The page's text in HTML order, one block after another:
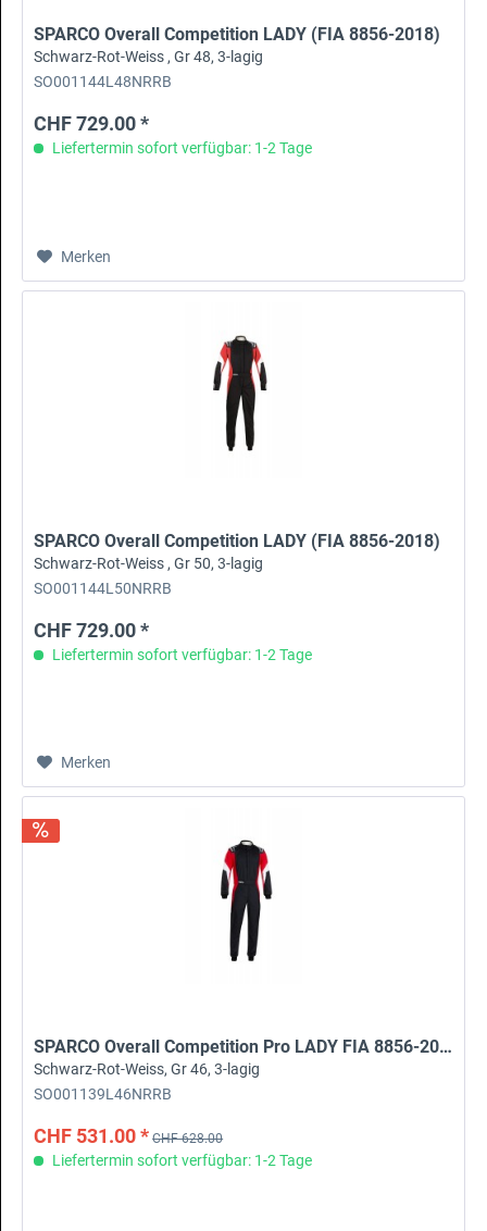
SPARCO Overall Competition LADY (FIA 8856-2018)
Schwarz-Rot-Weiss , Gr 48, 3-lagig
SO001144L48NRRB
CHF 729.00 *
Liefertermin sofort verfügbar: 1-2 Tage
Merken
SPARCO Overall Competition LADY (FIA 8856-2018)
Schwarz-Rot-Weiss , Gr 50, 3-lagig
SO001144L50NRRB
CHF 729.00 *
Liefertermin sofort verfügbar: 1-2 Tage
Merken
SPARCO Overall Competition Pro LADY FIA 8856-2000
Schwarz-Rot-Weiss, Gr 46, 3-lagig
SO001139L46NRRB
CHF 531.00 * CHF 628.00
Liefertermin sofort verfügbar: 1-2 Tage